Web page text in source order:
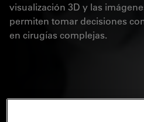
visualización 3D y las
permiten tomar decisiones
en cirugías complejas.